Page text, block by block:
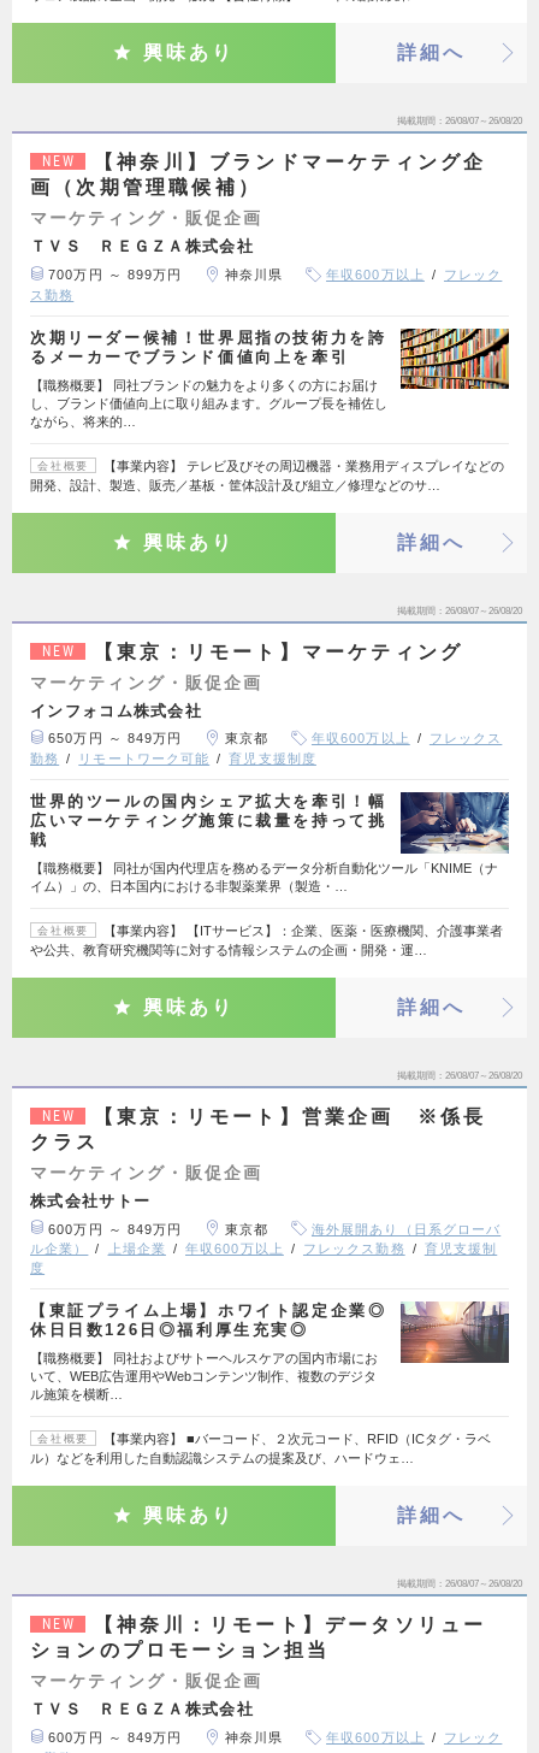
興味あり 詳細へ
掲載期間 26/08/07～26/08/20
NEW
【神奈川】ブランドマーケティング企
画（次期管理職候補）
マーケティング・販促企画
ＴＶＳ ＲＥＧＺＡ株式会社
700万円 ～ 899万円 神奈川県 年収600万以上
フレック
ス勤務
次期リーダー候補！世界屈指の技術力を誇
るメーカーでブランド価値向上を牽引
【職務概要】 同社ブランドの魅力をより多くの方にお届け
し、ブランド価値向上に取り組みます。グループ長を補佐し
ながら、将来的…
会社概要
【事業内容】 テレビ及びその周辺機器・業務用ディスプレイなどの
開発、設計、製造、販売／基板・筐体設計及び組立／修理などのサ…
興味あり 詳細へ
掲載期間 26/08/07～26/08/20
NEW 【東京：リモート】マーケティング
マーケティング・販促企画
インフォコム株式会社
650万円 ～ 849万円 東京都 年収600万以上
フレックス
勤務
リモートワーク可能 育児支援制度
世界的ツールの国内シェア拡大を牽引！幅
広いマーケティング施策に裁量を持って挑
戦
【職務概要】 同社が国内代理店を務めるデータ分析自動化ツール「KNIME（ナ
イム）」の、日本国内における非製薬業界（製造・…
会社概要
【事業内容】 【ITサービス】：企業、医薬・医療機関、介護事業者
や公共、教育研究機関等に対する情報システムの企画・開発・運…
興味あり 詳細へ
掲載期間 26/08/07～26/08/20
NEW
【東京：リモート】営業企画 ※係長
クラス
マーケティング・販促企画
株式会社サトー
600万円 ～ 849万円 東京都
海外展開あり（日系グローバ
ル企業）
上場企業 年収600万以上 フレックス勤務
育児支援制
度
【東証プライム上場】ホワイト認定企業◎
休日日数126日◎福利厚生充実◎
【職務概要】 同社およびサトーヘルスケアの国内市場にお
いて、WEB広告運用やWebコンテンツ制作、複数のデジタ
ル施策を横断…
会社概要
【事業内容】 ■バーコード、２次元コード、RFID（ICタグ・ラベ
ル）などを利用した自動認識システムの提案及び、ハードウェ…
興味あり 詳細へ
掲載期間 26/08/07～26/08/20
NEW
【神奈川：リモート】データソリュー
ションのプロモーション担当
マーケティング・販促企画
ＴＶＳ ＲＥＧＺＡ株式会社
600万円 ～ 849万円 神奈川県 年収600万以上
フレック